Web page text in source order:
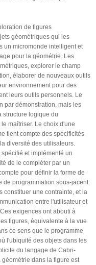
de figures
géométriques qui les
un micromonde intelligent et
pour la géométrie. Les
explorer le champ
élaborer de nouveaux outils
environnement pour des
leurs outils personnels. Le
par démonstration, mais les
structure logique du
maîtriser. Le choix d'une
tient compte des spécificités
diversité des utilisateurs.
et implémenté un
de le compléter par un
pour définir la forme de
de programmation sous-jacent
constituer une contrainte, et la
entre l'utilisateur et
exigences ont abouti à
figures, équivalente à la vue
ce sens que le programme
l'ubiquité des objets dans les
du langage de Cabri-
dans la figure est